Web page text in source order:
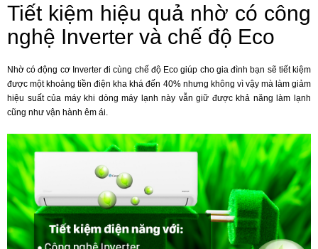
Tiết kiệm hiệu quả nhờ có công
nghệ Inverter và chế độ Eco
Nhờ có động cơ Inverter đi cùng chế độ Eco giúp cho gia đình bạn sẽ tiết kiệm
được một khoảng tiền điện kha khá đến 40% nhưng không vì vậy mà làm giảm
hiệu suất của máy khi dòng máy lạnh này vẫn giữ được khả năng làm lạnh
cũng như vận hành êm ái.